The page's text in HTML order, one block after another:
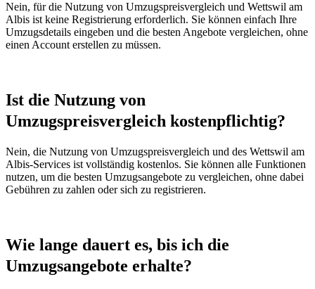
Nein, für die Nutzung von Umzugspreisvergleich und Wettswil am
Albis ist keine Registrierung erforderlich. Sie können einfach Ihre
Umzugsdetails eingeben und die besten Angebote vergleichen, ohne
einen Account erstellen zu müssen.
Ist die Nutzung von
Umzugspreisvergleich kostenpflichtig?
Nein, die Nutzung von Umzugspreisvergleich und des Wettswil am
Albis-Services ist vollständig kostenlos. Sie können alle Funktionen
nutzen, um die besten Umzugsangebote zu vergleichen, ohne dabei
Gebühren zu zahlen oder sich zu registrieren.
Wie lange dauert es, bis ich die
Umzugsangebote erhalte?